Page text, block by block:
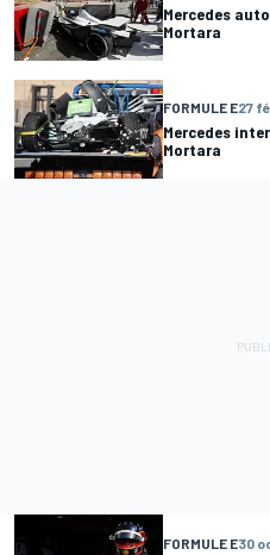
Mercedes
Mortara
FORMULE E27
Mercedes
Mortara
FORMULE E30